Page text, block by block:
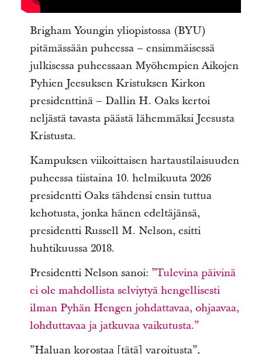
Brigham Youngin yliopistossa (BYU)
pitämässään puheessa – ensimmäisessä
julkisessa puheessaan Myöhempien Aikojen
Pyhien Jeesuksen Kristuksen Kirkon
presidenttinä – Dallin H. Oaks kertoi
neljästä tavasta päästä lähemmäksi Jeesusta
Kristusta.
Kampuksen viikoittaisen hartaustilaisuuden
puheessa tiistaina 10. helmikuuta 2026
presidentti Oaks tähdensi ensin tuttua
kehotusta, jonka hänen edeltäjänsä,
presidentti Russell M. Nelson, esitti
huhtikuussa 2018.
Presidentti Nelson sanoi: ”Tulevina päivinä
ei ole mahdollista selviytyä hengellisesti
ilman Pyhän Hengen johdattavaa, ohjaavaa,
lohduttavaa ja jatkuvaa vaikutusta.”
”Haluan korostaa [tätä] varoitusta”,